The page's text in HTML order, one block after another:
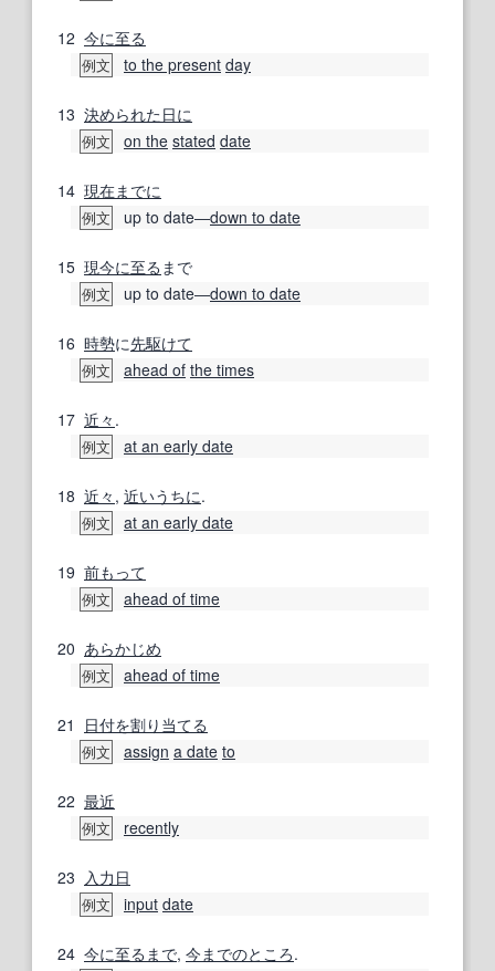
12 今に至る
例文 to the present day
13 決められた日に
例文 on the stated date
14 現在までに
例文 up to date―down to date
15 現今に至る まで
例文 up to date―down to date
16 時勢に先駆けて
例文 ahead of the times
17 近々 .
例文 at an early date
18 近々 , 近いうちに.
例文 at an early date
19 前もって
例文 ahead of time
20 あらかじめ
例文 ahead of time
21 日付を割り当てる
例文 assign a date to
22 最近
例文 recently
23 入力 日
例文 input date
24 今に至るまで, 今までのところ.